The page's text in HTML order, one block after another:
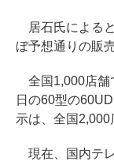
居石氏による
ぼ予想通りの販
全国1,000店舗
日の60型の
示は、全国2,000
現在、国内テ